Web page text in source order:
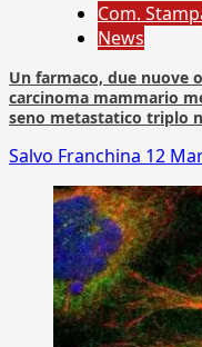
Com.
News
Un farmaco, due nuove
carcinoma mammario
seno metastatico triplo
Salvo Franchina 12